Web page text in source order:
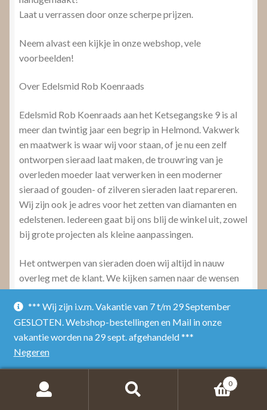
*** Wij zijn i.v.m. Vakantie van 7 t/m 29 September
GESLOTEN. Webshop-bestellingen en Mail in onze
vakantie worden na 29 sept. afgehandeld ***
Negeren
Laat u verrassen door onze scherpe prijzen.
Neem alvast een kijkje in onze webshop, vele
voorbeelden!
Over Edelsmid Rob Koenraads
Edelsmid Rob Koenraads aan het Ketsegangske 9 is al
meer dan twintig jaar een begrip in Helmond. Vakwerk
en maatwerk is waar wij voor staan, of je nu een zelf
ontworpen sieraad laat maken, de trouwring van je
overleden moeder laat verwerken in een moderner
sieraad of gouden- of zilveren sieraden laat repareren.
Wij zijn ook je adres voor het zetten van diamanten en
edelstenen. Iedereen gaat bij ons blij de winkel uit, zowel
bij grote projecten als kleine aanpassingen.
Het ontwerpen van sieraden doen wij altijd in nauw
overleg met de klant. We kijken samen naar de wensen
en mogelijkheden en op basis daarvan maken we een
ontwerp dat resulteert in een uniek sieraad. Wij zijn ook
gespecialiseerd in het ontwerpen van trouwringen op
maat. De meest bijzondere dag in jullie leven blijft
daardoor voor altijd zichtbaar aan de unieke ringen die
precies bij jullie passen.
Bij het vervaardigen van een nieuw sieraad kunnen oude
0